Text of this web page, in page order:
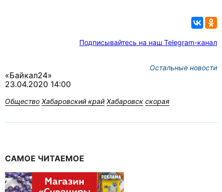
Подписывайтесь на наш Telegram-канал
Остальные новости
«Байкал24»
23.04.2020 14:00
Общество Хабаровский край Хабаровск скорая
САМОЕ ЧИТАЕМОЕ